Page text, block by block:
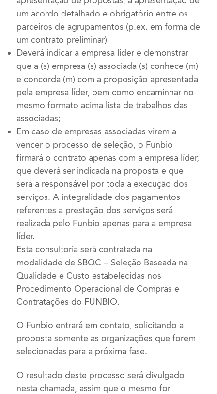
um acordo detalhado e obrigatório entre os
parceiros de agrupamentos (p.ex. em forma de
um contrato preliminar)
Deverá indicar a empresa líder e demonstrar
que a (s) empresa (s) associada (s) conhece (m)
e concorda (m) com a proposição apresentada
pela empresa líder, bem como encaminhar no
mesmo formato acima lista de trabalhos das
associadas;
Em caso de empresas associadas virem a
vencer o processo de seleção, o Funbio
firmará o contrato apenas com a empresa líder,
que deverá ser indicada na proposta e que
será a responsável por toda a execução dos
serviços. A integralidade dos pagamentos
referentes a prestação dos serviços será
realizada pelo Funbio apenas para a empresa
líder.
Esta consultoria será contratada na
modalidade de SBQC – Seleção Baseada na
Qualidade e Custo estabelecidas nos
Procedimento Operacional de Compras e
Contratações do FUNBIO.
O Funbio entrará em contato, solicitando a
proposta somente as organizações que forem
selecionadas para a próxima fase.
O resultado deste processo será divulgado
nesta chamada, assim que o mesmo for